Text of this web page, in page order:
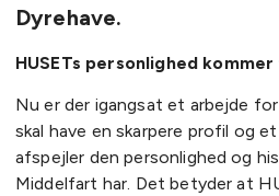
Dyrehave.
HUSETs personlighed
Nu er der igangsat et arbejde
skal have en skarpere profil og
afspejler den personlighed og
Middelfart har. Det betyder at